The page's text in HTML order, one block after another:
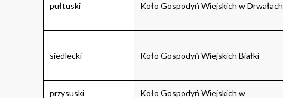
pułtuski Koło Gospodyń Wiejskich w Drwałach
siedlecki Koło Gospodyń Wiejskich Białki
przysuski
Koło Gospodyń Wiejskich w